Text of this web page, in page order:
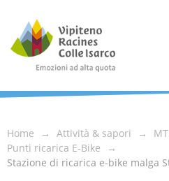
Home Attività & sapori
Punti ricarica E-Bike
Stazione di ricarica e-bike malga